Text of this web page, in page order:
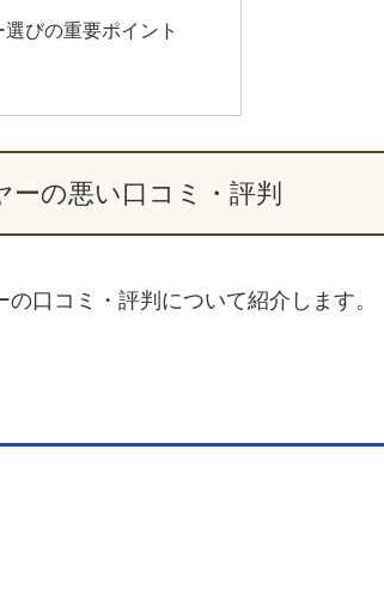
びの重要ポイント
の悪い口コミ・評判
口コミ・評判について紹介します。